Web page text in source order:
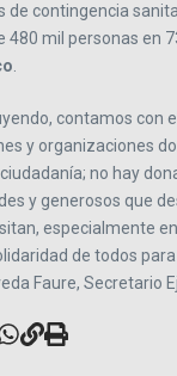
de contingencia
480 mil personas en
.
contamos con
y organizaciones
no hay
y generosos que
especialmente
de todos
Faure, Secretario